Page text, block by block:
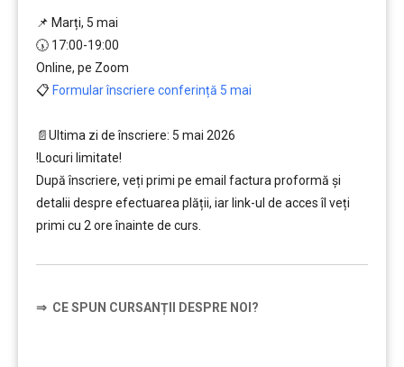
📌 Marți, 5 mai
🕠 17:00-19:00
Online, pe Zoom
📋 Formular înscriere conferință 5 mai
📄Ultima zi de înscriere: 5 mai 2026
!Locuri limitate!
După înscriere, veți primi pe email factura proformă și
detalii despre efectuarea plății, iar link-ul de acces îl veți
primi cu 2 ore înainte de curs.
⇒ CE SPUN CURSANȚII DESPRE NOI?